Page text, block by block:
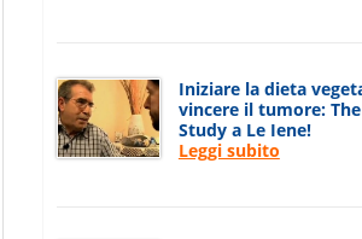
Iniziare la dieta
vincere il tumore:
Study a Le Iene!
Leggi subito